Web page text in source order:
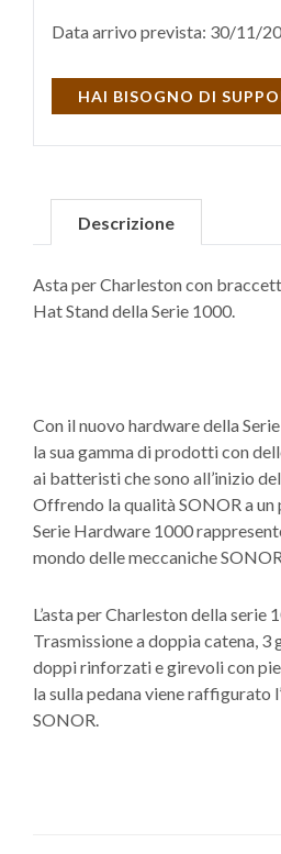
Data arrivo prevista: 30/11/
HAI BISOGNO DI
Descrizione
Asta per Charleston con
Hat Stand della Serie 1000.
Con il nuovo hardware della
la sua gamma di prodotti con
ai batteristi che sono all’inizio
Offrendo la qualità SONOR a
Serie Hardware 1000
mondo delle meccaniche
L’asta per Charleston della serie
Trasmissione a doppia catena,
doppi rinforzati e girevoli con
la sulla pedana viene raffigurato
SONOR.